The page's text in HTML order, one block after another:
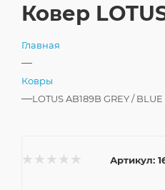
Ковер
Главная
—
Ковры
—LOTUS AB189B GREY /
Артикул: